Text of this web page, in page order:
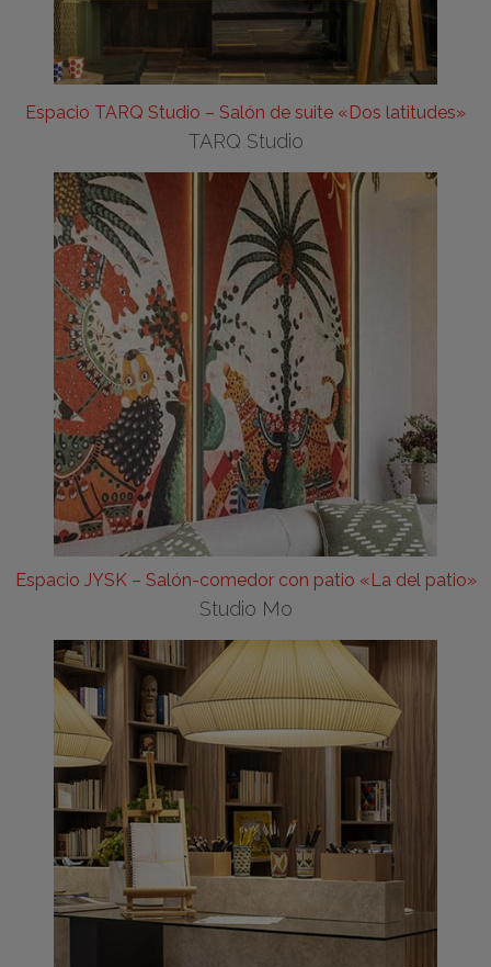
Espacio TARQ Studio – Salón de suite «Dos latitudes»
TARQ Studio
Espacio JYSK – Salón-comedor con patio «La del patio»
Studio Mo